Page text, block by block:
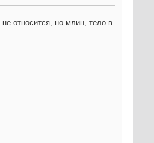
относится, но млин, тело в